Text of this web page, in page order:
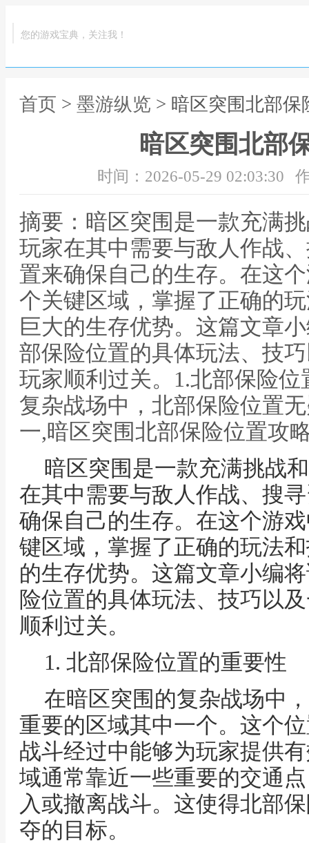
您的游戏宝典，关注我！
首页 > 墨游纵览 > 暗区突围北部保
暗区突围北部
时间：2026-05-29 02:03:30
摘要：暗区突围是一款充满
玩家在其中需要与敌人作战
置来确保自己的生存。在这
个关键区域，掌握了正确的
巨大的生存优势。这篇文章
部保险位置的具体玩法、技
玩家顺利过关。1.北部保险
复杂战场中，北部保险位置
一,暗区突围北部保险位置攻
暗区突围是一款充满挑战
在其中需要与敌人作战、搜
确保自己的生存。在这个游
键区域，掌握了正确的玩法
的生存优势。这篇文章小编
险位置的具体玩法、技巧以
顺利过关。
1. 北部保险位置的重要性
在暗区突围的复杂战场中
重要的区域其中一个。这个
战斗经过中能够为玩家提供
域通常靠近一些重要的交通
入或撤离战斗。这使得北部
夺的目标。